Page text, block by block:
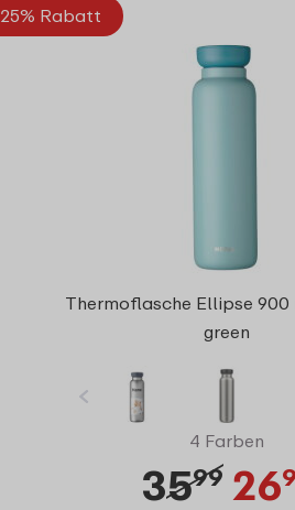
25% Rabatt
Thermoflasche Ellipse
green
4 Farben
3599 26